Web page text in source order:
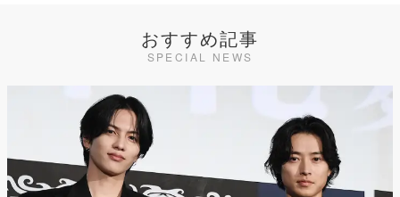
おすすめ記事
SPECIAL NEWS